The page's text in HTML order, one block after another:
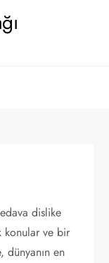
dislike
konular ve bir
dünyanın en